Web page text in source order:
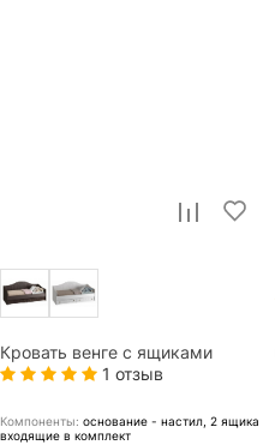
Кровать венге с ящиками
1 отзыв
Компоненты: основание - настил, 2 ящика
входящие в комплект